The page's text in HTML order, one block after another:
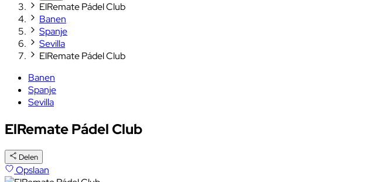
ElRemate Pádel Club
Banen
Spanje
Sevilla
ElRemate Pádel Club
Banen
Spanje
Sevilla
ElRemate Pádel Club
Delen
Opslaan